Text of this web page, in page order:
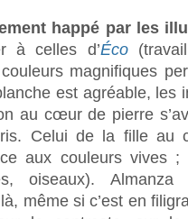
happé par les
à celles d’Éco(travail
magnifiques
est agréable, les
au cœur de pierre
Celui de la fille au
aux couleurs vives
oiseaux). Almanza
même si c’est en